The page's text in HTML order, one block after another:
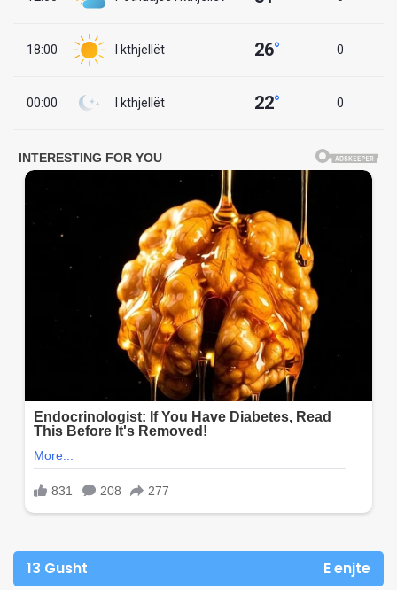
18:00 I kthjellët 26° 0
00:00 I kthjellët 22° 0
13 Gusht E enjte